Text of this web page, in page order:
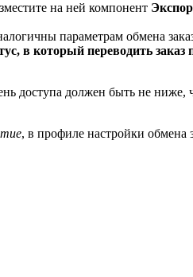
на ней компонент
параметрам обмена
в который переводить
доступа должен быть не ниже,
, в профиле настройки обмена